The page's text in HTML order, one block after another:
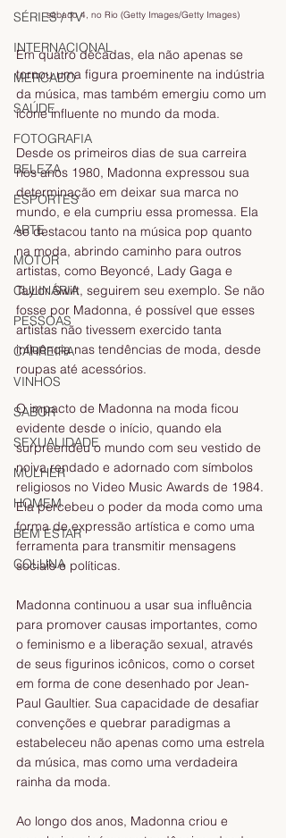
SÉRIES / TV
INTERNACIONAL
MERCADO
SAÚDE
FOTOGRAFIA
BELEZA
ESPORTES
ARTE
MOTOR
CULINÁRIA
PESSOAS
CARREIRA
VINHOS
SABOR
SEXUALIDADE
MULHER
HOMEM
BEM ESTAR
COLUNA
sábado 4, no Rio (Getty Images/Getty Images)
Em quatro décadas, ela não apenas se
tornou uma figura proeminente na indústria
da música, mas também emergiu como um
ícone influente no mundo da moda.
Desde os primeiros dias de sua carreira
nos anos 1980, Madonna expressou sua
determinação em deixar sua marca no
mundo, e ela cumpriu essa promessa. Ela
se destacou tanto na música pop quanto
na moda, abrindo caminho para outros
artistas, como Beyoncé, Lady Gaga e
Taylor Swift, seguirem seu exemplo. Se não
fosse por Madonna, é possível que esses
artistas não tivessem exercido tanta
influência nas tendências de moda, desde
roupas até acessórios.
O impacto de Madonna na moda ficou
evidente desde o início, quando ela
surpreendeu o mundo com seu vestido de
noiva rendado e adornado com símbolos
religiosos no Video Music Awards de 1984.
Ela percebeu o poder da moda como uma
forma de expressão artística e como uma
ferramenta para transmitir mensagens
sociais e políticas.
Madonna continuou a usar sua influência
para promover causas importantes, como
o feminismo e a liberação sexual, através
de seus figurinos icônicos, como o corset
em forma de cone desenhado por Jean-
Paul Gaultier. Sua capacidade de desafiar
convenções e quebrar paradigmas a
estabeleceu não apenas como uma estrela
da música, mas como uma verdadeira
rainha da moda.
Ao longo dos anos, Madonna criou e